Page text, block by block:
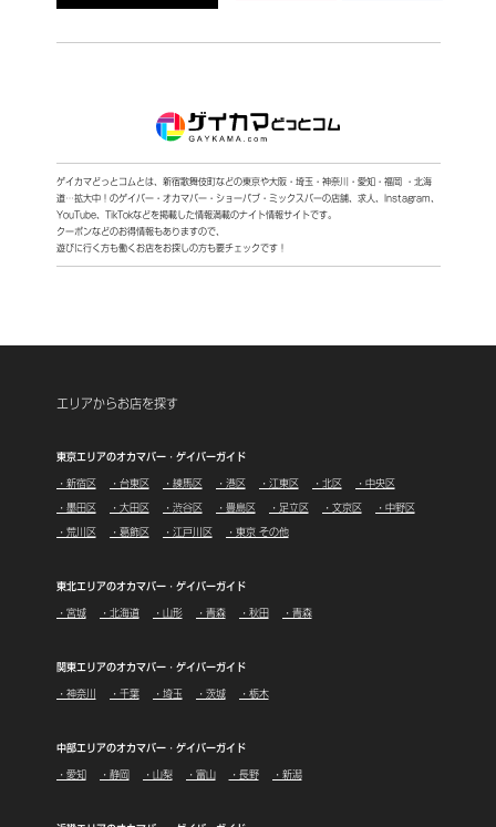
ゲイカマどっとコムとは、新宿歌舞伎町などの東京や大阪・埼玉・神奈川・愛知・福岡 ・北海
道…拡大中！ のゲイバー・オカマバー・ショーパブ・ミックスバーの店舗、求人、Instagram、
YouTube、TikTokなどを掲載した情報満載のナイト情報サイトです。
クーポンなどのお得情報もありますので、
遊びに行く方も働くお店をお探しの方も要チェックです！
エリアからお店を探す
東京エリアのオカマバー・ゲイバーガイド
・新宿区 ・台東区 ・練馬区 ・港区 ・江東区 ・北区 ・中央区
・墨田区 ・大田区 ・渋谷区 ・豊島区 ・足立区 ・文京区 ・中野区
・荒川区 ・葛飾区 ・江戸川区 ・東京 その他
東北エリアのオカマバー・ゲイバーガイド
・宮城 ・北海道 ・山形 ・青森 ・秋田 ・青森
関東エリアのオカマバー・ゲイバーガイド
・神奈川 ・千葉 ・埼玉 ・茨城 ・栃木
中部エリアのオカマバー・ゲイバーガイド
・愛知 ・静岡 ・山梨 ・富山 ・長野 ・新潟